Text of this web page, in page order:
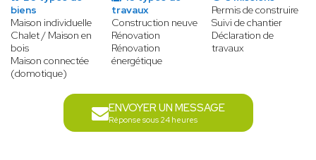
biens
Maison individuelle
Chalet / Maison en
bois
Maison connectée
(domotique)
travaux
Construction neuve
Rénovation
Rénovation
énergétique
Permis de construire
Suivi de chantier
Déclaration de
travaux
ENVOYER UN MESSAGE
Réponse sous 24 heures